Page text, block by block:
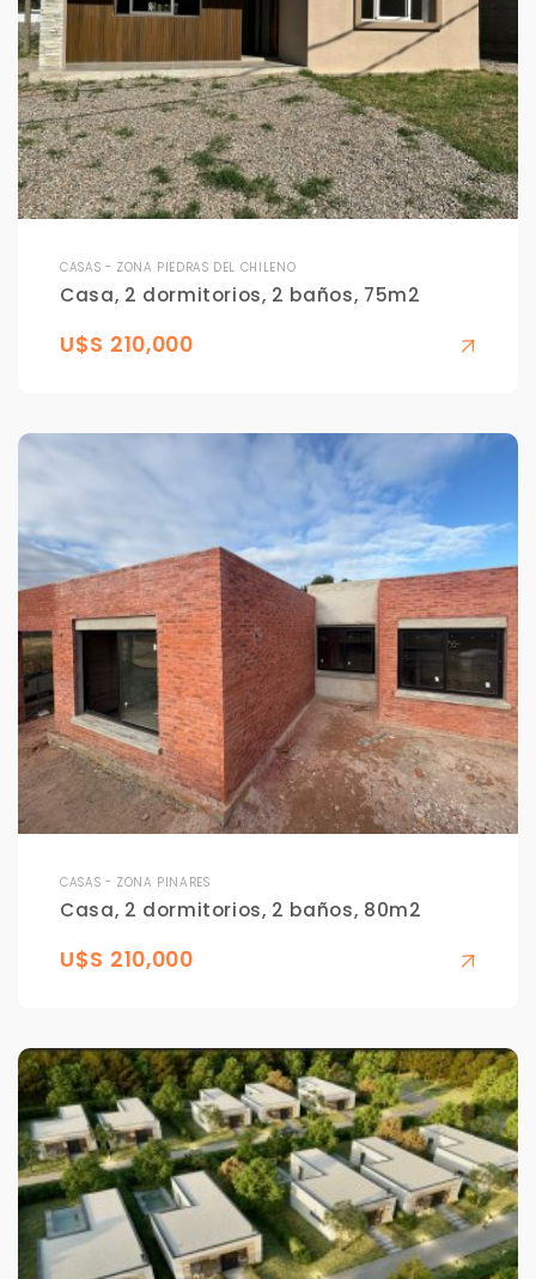
CASAS - ZONA PIEDRAS DEL CHILENO
Casa, 2 dormitorios, 2 baños, 75m2
U$S 210,000
CASAS - ZONA PINARES
Casa, 2 dormitorios, 2 baños, 80m2
U$S 210,000